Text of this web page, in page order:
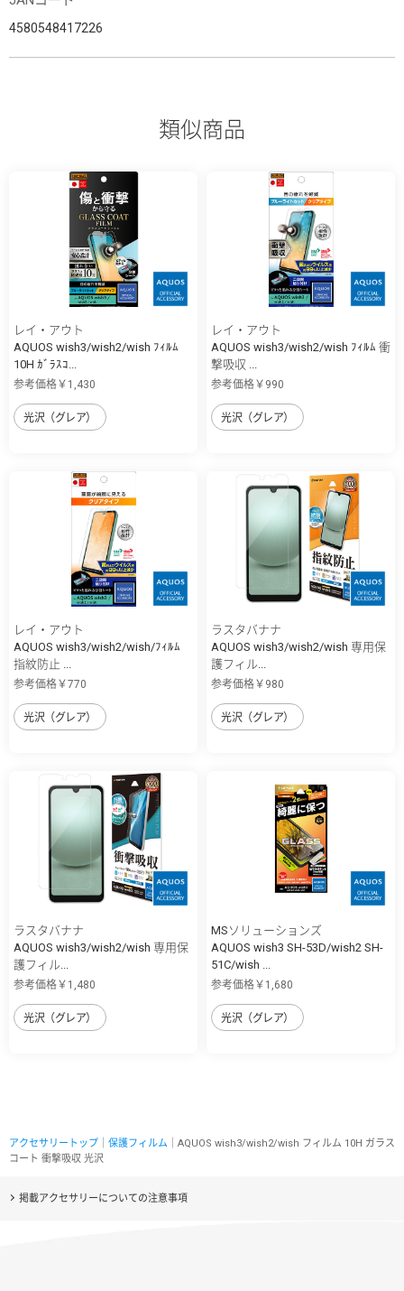
4580548417226
類似商品
レイ・アウト
AQUOS wish3/wish2/wish ﾌｨﾙﾑ
10H ｶﾞﾗｽｺ...
参考価格￥1,430
光沢（グレア）
レイ・アウト
AQUOS wish3/wish2/wish ﾌｨﾙﾑ 衝
撃吸収 ...
参考価格￥990
光沢（グレア）
レイ・アウト
AQUOS wish3/wish2/wish/ﾌｨﾙﾑ
指紋防止 ...
参考価格￥770
光沢（グレア）
ラスタバナナ
AQUOS wish3/wish2/wish 専用保
護フィル...
参考価格￥980
光沢（グレア）
ラスタバナナ
AQUOS wish3/wish2/wish 専用保
護フィル...
参考価格￥1,480
光沢（グレア）
MSソリューションズ
AQUOS wish3 SH-53D/wish2 SH-
51C/wish ...
参考価格￥1,680
光沢（グレア）
アクセサリートップ 保護フィルム ｜AQUOS wish3/wish2/wish フィルム 10H ガラス
コート 衝撃吸収 光沢
掲載アクセサリーについての注意事項